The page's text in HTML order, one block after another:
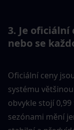
3. Je oficiální
nebo se
Oficiální ceny
systému
obvykle stojí 0,99
sezónami mění